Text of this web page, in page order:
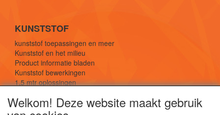
KUNSTSTOF
kunststof toepassingen en meer
Kunststof en het milieu
Product informatie bladen
Kunststof bewerkingen
1,5 mtr oplossingen
Welkom! Deze website maakt gebruik